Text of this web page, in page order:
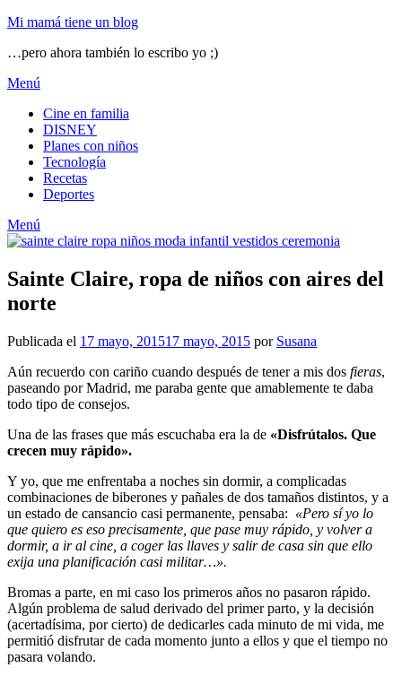
Mi mamá tiene un blog
…pero ahora también lo escribo yo ;)
Menú
Cine en familia
DISNEY
Planes con niños
Tecnología
Recetas
Deportes
Menú
Sainte Claire, ropa de niños con aires del
norte
Publicada el 17 mayo, 201517 mayo, 2015 por Susana
Aún recuerdo con cariño cuando después de tener a mis dos fieras,
paseando por Madrid, me paraba gente que amablemente te daba
todo tipo de consejos.
Una de las frases que más escuchaba era la de «Disfrútalos. Que
crecen muy rápido».
Y yo, que me enfrentaba a noches sin dormir, a complicadas
combinaciones de biberones y pañales de dos tamaños distintos, y a
un estado de cansancio casi permanente, pensaba: «Pero sí yo lo
que quiero es eso precisamente, que pase muy rápido, y volver a
dormir, a ir al cine, a coger las llaves y salir de casa sin que ello
exija una planificación casi militar…».
Bromas a parte, en mi caso los primeros años no pasaron rápido.
Algún problema de salud derivado del primer parto, y la decisión
(acertadísima, por cierto) de dedicarles cada minuto de mi vida, me
permitió disfrutar de cada momento junto a ellos y que el tiempo no
pasara volando.